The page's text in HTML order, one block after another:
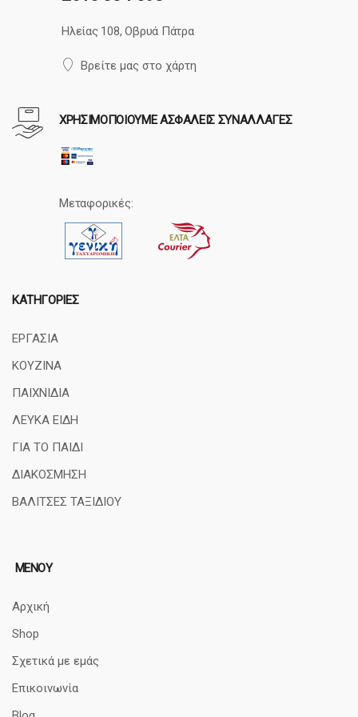
Ηλείας 108, Οβρυά Πάτρα
Βρείτε μας στο χάρτη
ΧΡΗΣΙΜΟΠΟΙΟΥΜΕ ΑΣΦΑΛΕΙΣ ΣΥΝΑΛΛΑΓΕΣ
Μεταφορικές:
ΚΑΤΗΓΟΡΊΕΣ
ΕΡΓΑΣΙΑ
ΚΟΥΖΙΝΑ
ΠΑΙΧΝΙΔΙΑ
ΛΕΥΚΑ ΕΙΔΗ
ΓΙΑ ΤΟ ΠΑΙΔΙ
ΔΙΑΚΟΣΜΗΣΗ
ΒΑΛΙΤΣΕΣ ΤΑΞΙΔΙΟΥ
ΜΕΝΟΥ
Αρχική
Shop
Σχετικά με εμάς
Επικοινωνία